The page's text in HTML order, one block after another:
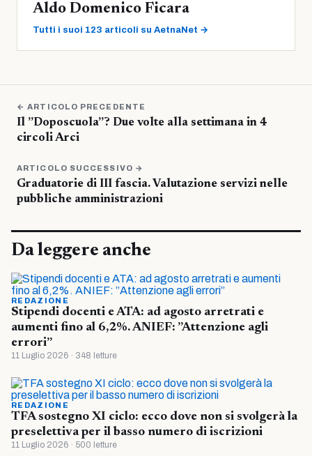
Aldo Domenico Ficara
Tutti i suoi 123 articoli su AetnaNet →
← ARTICOLO PRECEDENTE
Il ”Doposcuola”? Due volte alla settimana in 4
circoli Arci
ARTICOLO SUCCESSIVO →
Graduatorie di III fascia. Valutazione servizi nelle
pubbliche amministrazioni
Da leggere anche
REDAZIONE
Stipendi docenti e ATA: ad agosto arretrati e
aumenti fino al 6,2%. ANIEF: ”Attenzione agli
errori”
11 Luglio 2026 · 348 letture
REDAZIONE
TFA sostegno XI ciclo: ecco dove non si svolgerà la
preselettiva per il basso numero di iscrizioni
11 Luglio 2026 · 500 letture